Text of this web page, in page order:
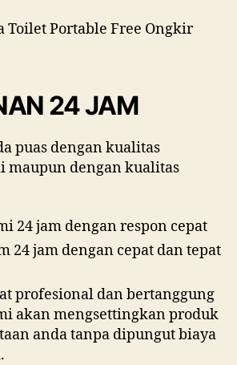
24 JAM
puas dengan kualitas
maupun dengan kualitas
24 jam dengan respon cepat
24 jam dengan cepat dan tepat
profesional dan bertanggung
akan mengsettingkan produk
anda tanpa dipungut biaya